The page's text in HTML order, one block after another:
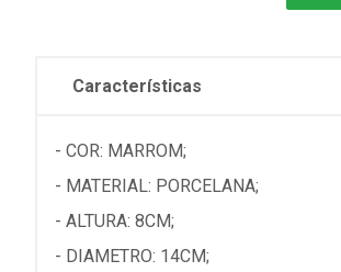
Características
- COR: MARROM;
- MATERIAL: PORCELANA;
- ALTURA: 8CM;
- DIAMETRO: 14CM;